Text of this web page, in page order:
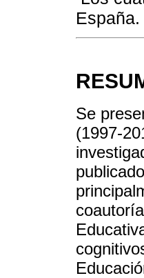
Se
(1997-